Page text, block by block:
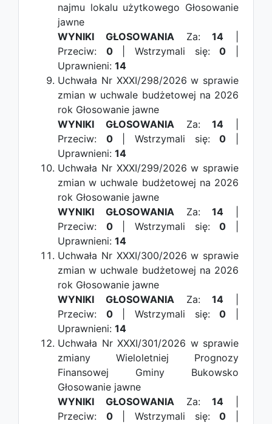
najmu lokalu użytkowego Głosowanie
jawne
WYNIKI GŁOSOWANIAZa:14
Przeciw: 0| Wstrzymali się:0
Uprawnieni: 14
Uchwała Nr XXXI/298/2026 w sprawie
zmian w uchwale budżetowej na 2026
rok Głosowanie jawne
WYNIKI GŁOSOWANIAZa:14
Przeciw: 0| Wstrzymali się:0
Uprawnieni: 14
Uchwała Nr XXXI/299/2026 w sprawie
zmian w uchwale budżetowej na 2026
rok Głosowanie jawne
WYNIKI GŁOSOWANIAZa:14
Przeciw: 0| Wstrzymali się:0
Uprawnieni: 14
Uchwała Nr XXXI/300/2026 w sprawie
zmian w uchwale budżetowej na 2026
rok Głosowanie jawne
WYNIKI GŁOSOWANIAZa:14
Przeciw: 0| Wstrzymali się:0
Uprawnieni: 14
Uchwała Nr XXXI/301/2026 w sprawie
zmiany Wieloletniej Prognozy
Finansowej Gminy Bukowsko
Głosowanie jawne
WYNIKI GŁOSOWANIAZa:14
Przeciw: 0| Wstrzymali się:0